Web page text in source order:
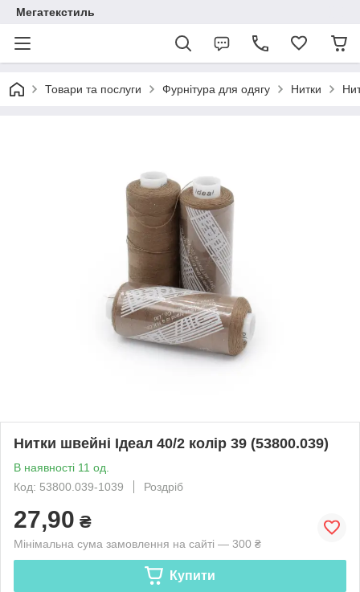
Мегатекстиль
Товари та послуги Фурнітура для одягу Нитки
Нитки швейні Ідеал 40/2 колір 39 (53800.039)
В наявності 11 од.
Код: 53800.039-1039
Роздріб
27,90 ₴
Мінімальна сума замовлення на сайті — 300 ₴
Купити